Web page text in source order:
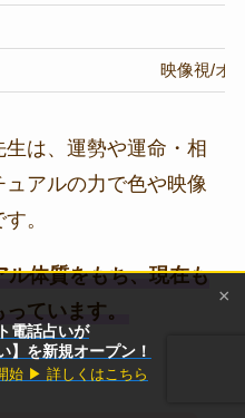
映像視/オ
は、運勢や運命・相
アルの力で色や映像
。
ル体質をもち、現在も
ています。
電話占いが
】を新規オープン！
始 ▶ 詳しくはこちら
×